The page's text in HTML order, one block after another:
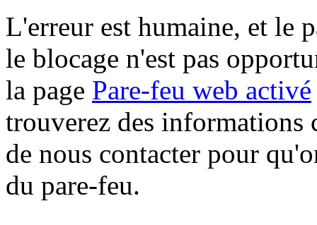
L'erreur est humaine, et le
le blocage n'est pas
la page Pare-feu web activé
trouverez des informations
de nous contacter pour
du pare-feu.